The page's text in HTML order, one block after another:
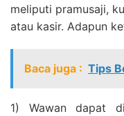
meliputi pramusaji,
atau kasir. Adapun
Baca juga : Tips
1) Wawan dapat